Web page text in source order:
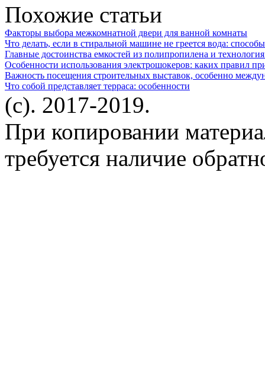
Похожие статьи
Факторы выбора межкомнатной двери для ванной комнаты
Что делать, если в стиральной машине не греется вода:
Главные достоинства емкостей из полипропилена и
Особенности использования электрошокеров: каких правил
Важность посещения строительных выставок, особенно
Что собой представляет терраса: особенности
(c). 2017-2019.
При копировании
требуется наличие